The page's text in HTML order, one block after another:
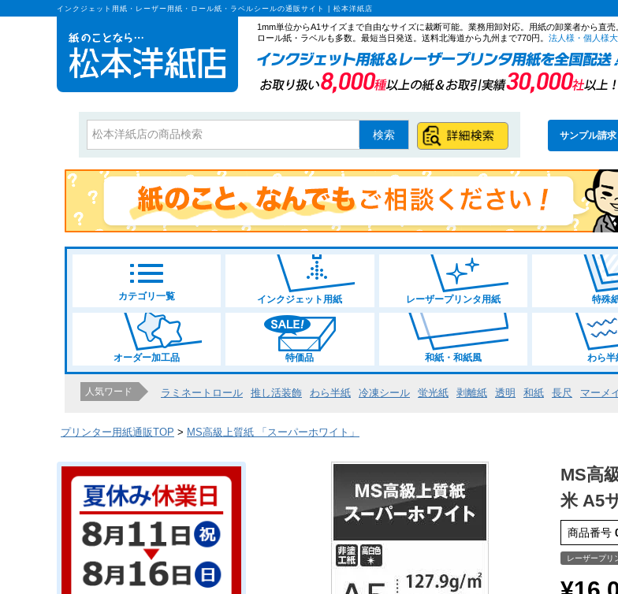
インクジェット用紙・レーザー用紙・ロール紙・ラベルシールの通販サイト | 松本洋紙店
1mm単位からA1サイズまで自由なサイズに裁断可能。業務用卸対応。用紙の卸業者から直売
ロール紙・ラベルも多数。最短当日発送。送料北海道から九州まで770円。 法人様・個人様大
サンプル請求
検索
カテゴリ一覧 インクジェット用紙 レーザープリンタ用紙 特殊
オーダー加工品 特価品 和紙・和紙風 わら半
人気ワード ラミネートロール 推し活装飾 わら半紙 冷凍シール 蛍光紙 剥離紙 透明 和紙 長尺 マーメ
プリンター用紙通販TOP MS高級上質紙 「スーパーホワイト」
MS高
米 A5
商品番号
レーザープリ